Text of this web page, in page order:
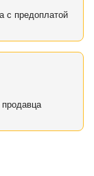
с предоплатой